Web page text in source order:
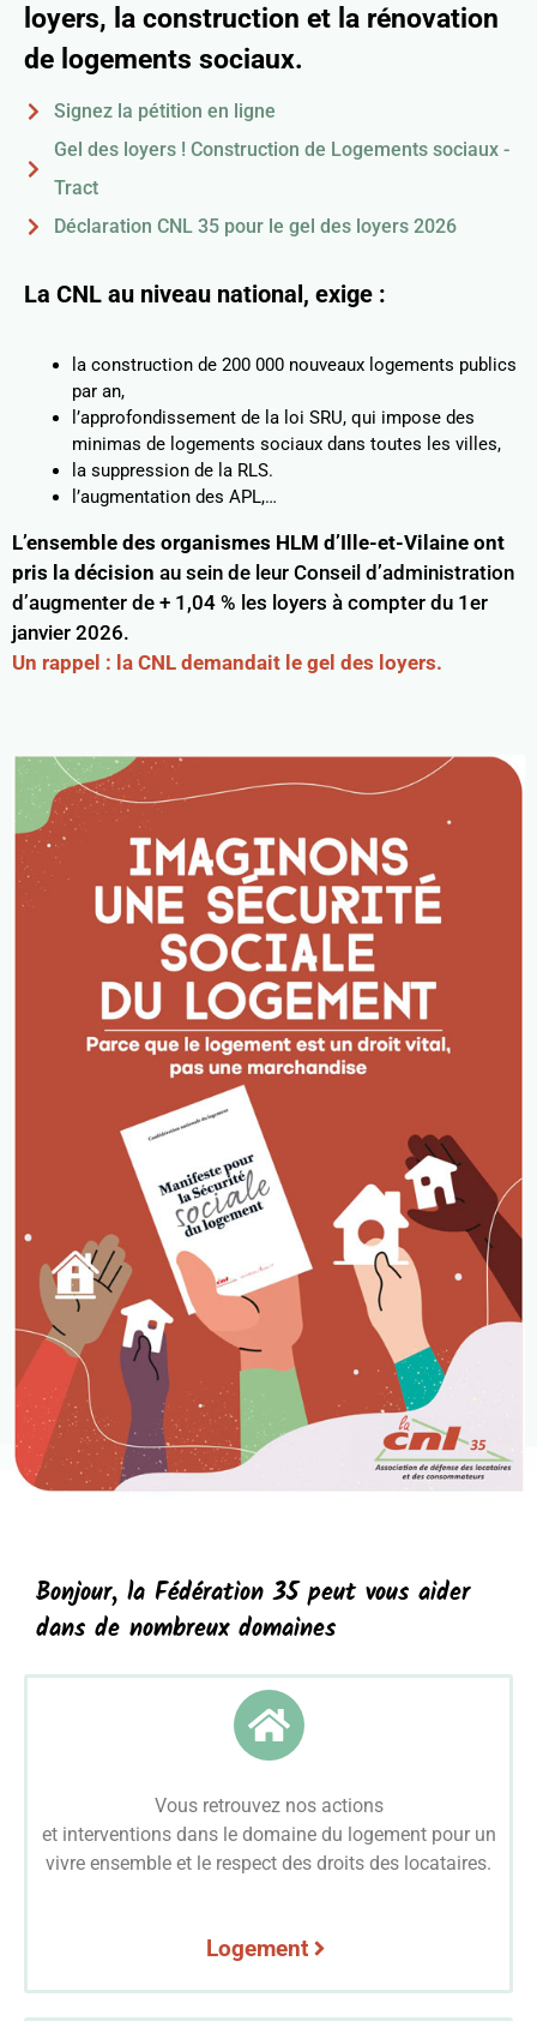
loyers, la construction et la rénovation
de logements sociaux.
Signez la pétition en ligne
Gel des loyers ! Construction de Logements sociaux -
Tract
Déclaration CNL 35 pour le gel des loyers 2026
La CNL au niveau national, exige :
la construction de 200 000 nouveaux logements publics
par an,
l’approfondissement de la loi SRU, qui impose des
minimas de logements sociaux dans toutes les villes,
la suppression de la RLS.
l’augmentation des APL,…
L’ensemble des organismes HLM d’Ille-et-Vilaine ont
pris la décision au sein de leur Conseil d’administration
d’augmenter de + 1,04 % les loyers à compter du 1er
janvier 2026.
Un rappel : la CNL demandait le gel des loyers.
Bonjour, la Fédération 35 peut vous aider
dans de nombreux domaines
Vous retrouvez nos actions
et interventions dans le domaine du logement pour un
vivre ensemble et le respect des droits des locataires.
Logement